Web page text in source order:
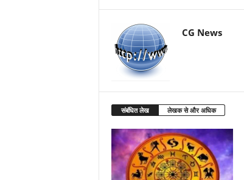
CG News
संबंधित लेख लेखक से और अधिक